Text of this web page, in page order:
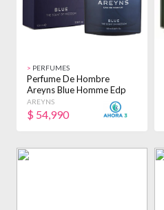
> PERFUMES
Perfume De Hombre
Areyns Blue Homme Edp
X100ml
AREYNS
$ 54,990